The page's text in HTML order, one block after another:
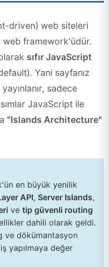
driven) web siteleri
web framework'üdür.
sıfır JavaScript
Yani sayfanız
sadece
JavaScript ile
"Islands Architecture"
en büyük yenilik
API, Server Islands,
ve tip güvenli routing
dahili olarak geldi.
ve dökümantasyon
yapılmaya değer